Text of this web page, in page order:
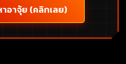
อาจุ้ย (คลิกเลย)